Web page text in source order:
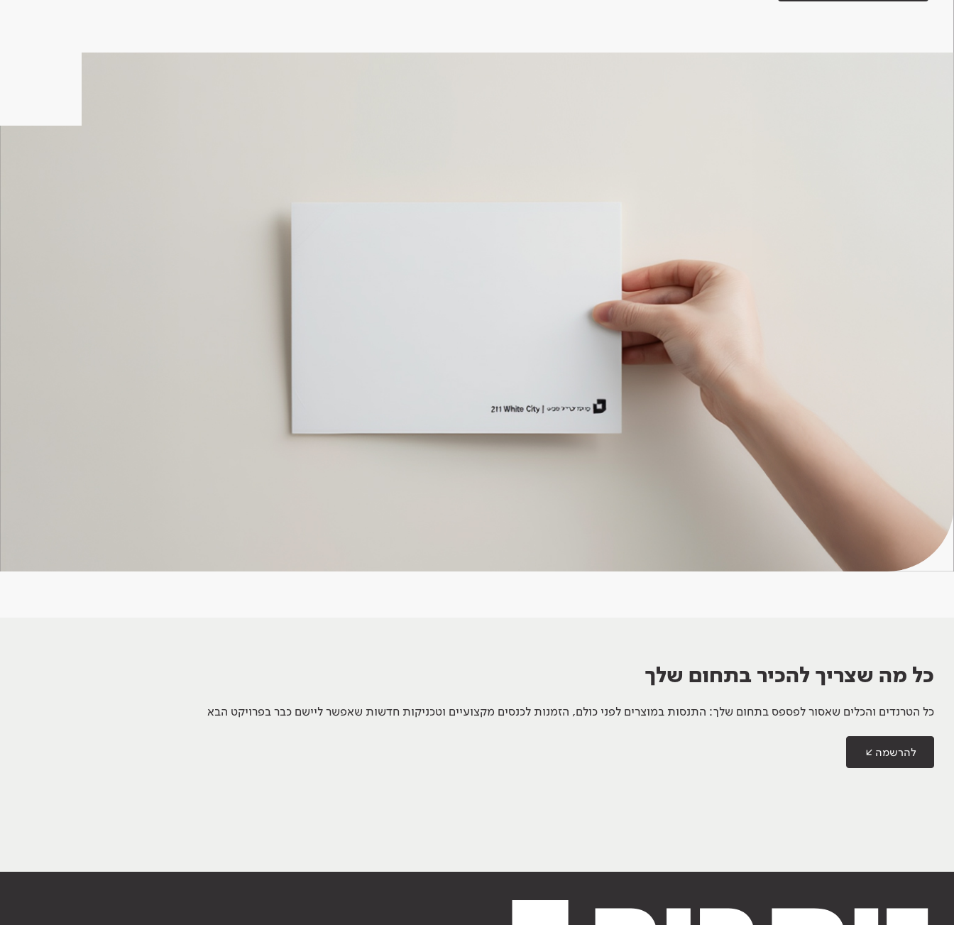
כל מה שצריך להכיר בתחום שלך
כל הטרנדים והכלים שאסור לפספס בתחום שלך: התנסות במוצרים לפני כולם, הזמנות לכנסים מקצועיים וטכניקות חדשות שאפשר ליישם כבר בפרויקט הבא
להרשמה